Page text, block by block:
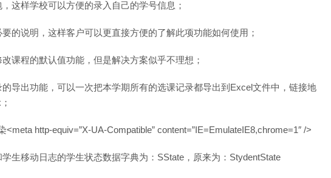
这样学校可以方便的录入自己的学号信息；
的说明，这样客户可以更直接方便的了解此项功能如何使用；
课程的默认值功能，但是解决方案似乎不理想；
导出功能，可以一次把本学期所有的选课记录都导出到Excel文件中，链接地
http-equiv=”X-UA-Compatible” content=”IE=EmulateIE8,chrome=1″ />
生移动日志的学生状态数据字典为：SState，原来为：StydentState